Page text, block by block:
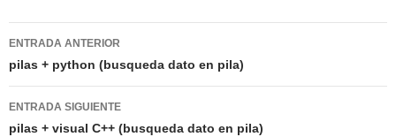
Navegación
de
entradas
ENTRADA ANTERIOR
pilas + python (busqueda dato en pila)
ENTRADA SIGUIENTE
pilas + visual C++ (busqueda dato en pila)